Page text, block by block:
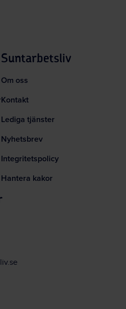
Suntarbetsliv
Om oss
Kontakt
Lediga tjänster
Nyhetsbrev
Integritetspolicy
Hantera kakor